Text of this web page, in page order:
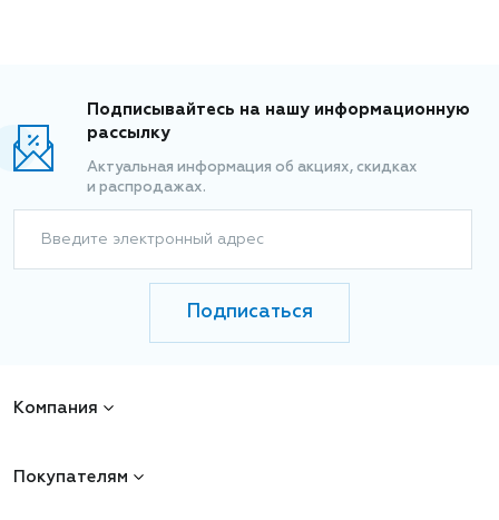
Подписывайтесь на нашу информационную
рассылку
Актуальная информация об акциях, скидках
и распродажах.
Введите электронный адрес
Подписаться
Компания
Покупателям